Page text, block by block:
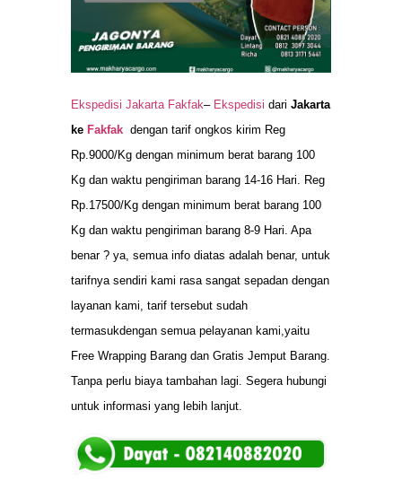
Ekspedisi Jakarta Fakfak–Ekspedisi dari Jakarta
ke Fakfak dengan tarif ongkos kirim Reg
Rp.9000/Kg dengan minimum berat barang 100
Kg dan waktu pengiriman barang 14-16 Hari. Reg
Rp.17500/Kg dengan minimum berat barang 100
Kg dan waktu pengiriman barang 8-9 Hari. Apa
benar ? ya, semua info diatas adalah benar, untuk
tarifnya sendiri kami rasa sangat sepadan dengan
layanan kami, tarif tersebut sudah
termasukdengan semua pelayanan kami,yaitu
Free Wrapping Barang dan Gratis Jemput Barang.
Tanpa perlu biaya tambahan lagi. Segera hubungi
untuk informasi yang lebih lanjut.